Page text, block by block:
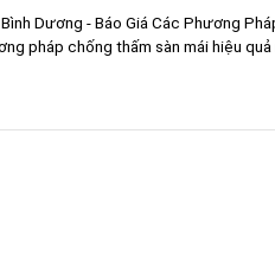
Dương - Báo Giá Các Phương
pháp chống thấm sàn mái hiệu quả